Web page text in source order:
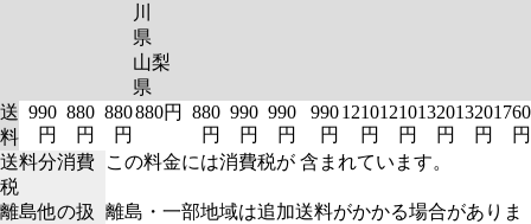
川
県
山梨
県
送
料
990
円
880
円
880
円
880円
880
円
990
円
990
円
990
円
1210
円
1210
円
1320
円
1320
円
1760
円
送料分消費
税
この料金には消費税が 含まれています。
離島他の扱
離島・一部地域は追加送料がかかる場合がありま